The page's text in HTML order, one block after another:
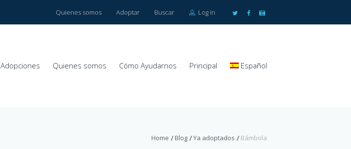
Quienes somos Adoptar Buscar Log in
Adopciones Quienes somos Cómo Ayudarnos Principal Español
Home Blog Ya adoptados Bámbola